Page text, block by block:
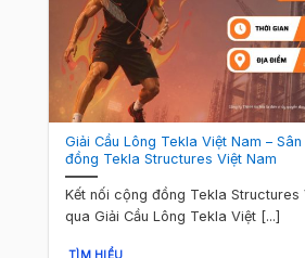
Giải Cầu Lông Tekla Việt Nam –
đồng Tekla Structures Việt Nam
Kết nối cộng đồng Tekla Structures
qua Giải Cầu Lông Tekla Việt [...]
TÌM HIỂU